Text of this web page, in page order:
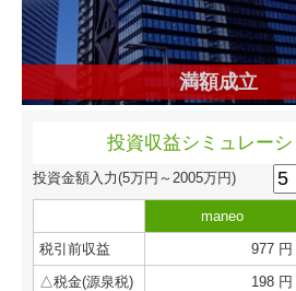
満額成立
投資収益シミュレーシ
投資金額入力(5万円～2005万円)
maneo
税引前収益
977 円
△税金(源泉税)
198 円